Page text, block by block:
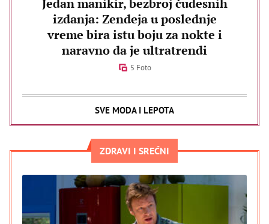
Jedan manikir, bezbroj čudesnih
izdanja: Zendeja u poslednje
vreme bira istu boju za nokte i
naravno da je ultratrendi
5 Foto
SVE MODA I LEPOTA
ZDRAVI I SREĆNI